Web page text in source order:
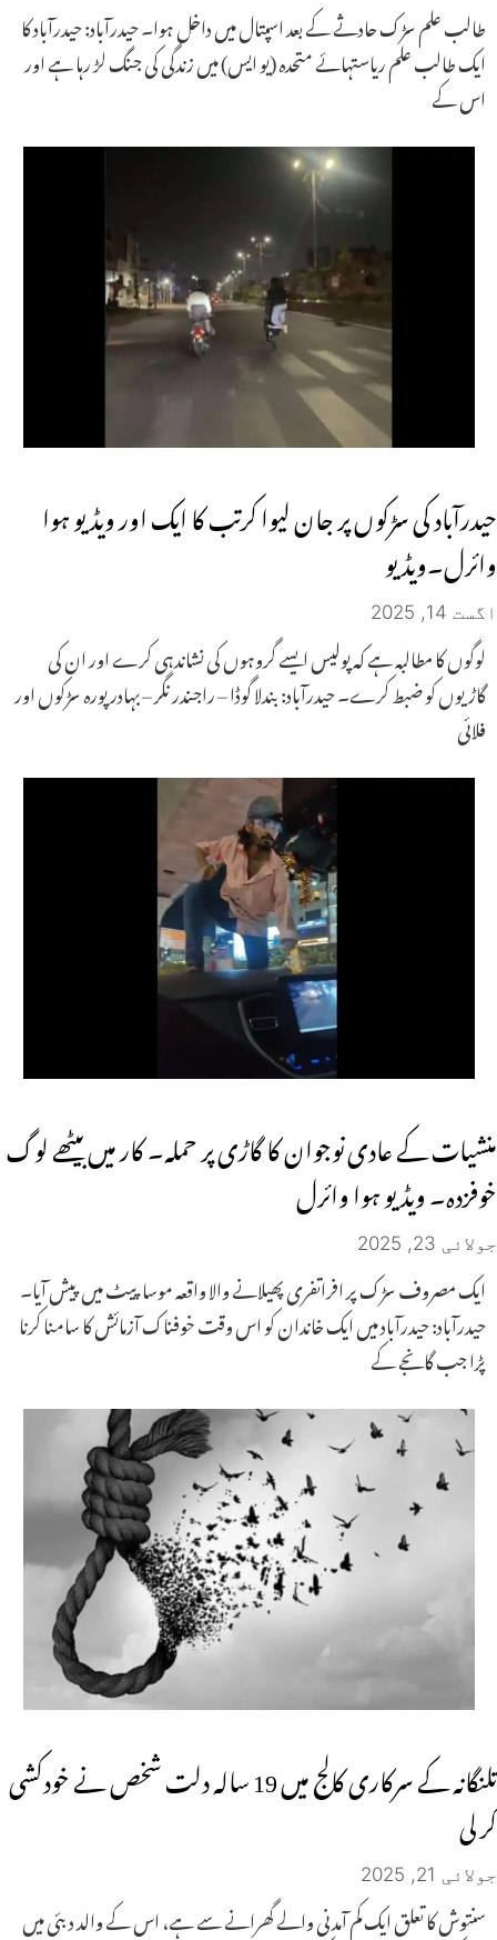
طالب علم سڑک حادثے کے بعد اسپتال میں داخل ہوا۔ حیدرآباد: حیدرآباد کا
ایک طالب علم ریاستہائے متحدہ (یو ایس) میں زندگی کی جنگ لڑ رہا ہے اور
اس کے
حیدرآباد کی سڑکوں پر جان لیوا کرتب کا ایک اور ویڈیو ہوا
وائرل۔ویڈیو
اگست 14, 2025
لوگوں کا مطالبہ ہے کہ پولیس ایسے گروہوں کی نشاندہی کرے اور ان کی
گاڑیوں کو ضبط کرے۔ حیدرآباد: بندلا گوڈا – راجندر نگر – بہادر پورہ سڑکوں اور
فلائی
منشیات کے عادی نوجوان کا گاڑی پر حملہ۔ کار میں بیٹھے لوگ
خوفزدہ۔ ویڈیو ہوا وائرل
جولائی 23, 2025
ایک مصروف سڑک پر افراتفری پھیلانے والا واقعہ موسا پیٹ میں پیش آیا۔
حیدرآباد: حیدرآباد میں ایک خاندان کو اس وقت خوفناک آزمائش کا سامنا کرنا
پڑا جب گانجے کے
تلنگانہ کے سرکاری کالج میں 19 سالہ دلت شخص نے خودکشی
کر لی
جولائی 21, 2025
سنتوش کا تعلق ایک کم آمدنی والے گھرانے سے ہے، اس کے والد دبئی میں